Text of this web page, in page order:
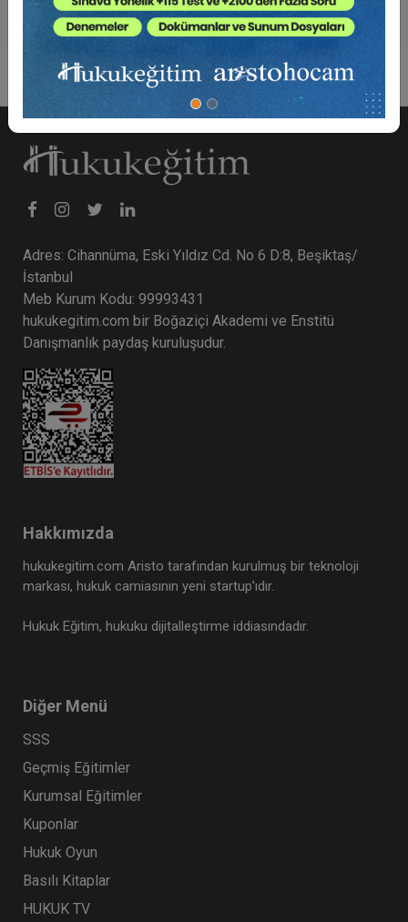
görülmeyen kötü bir davranıştır.
Adres: Cihannüma, Eski Yıldız Cd. No 6 D:8, Beşiktaş/
İstanbul
Meb Kurum Kodu: 99993431
hukukegitim.com bir Boğaziçi Akademi ve Enstitü
Danışmanlık paydaş kuruluşudur.
Hakkımızda
hukukegitim.com Aristo tarafından kurulmuş bir teknoloji
markası, hukuk camiasının yeni startup’ıdır.
Hukuk Eğitim, hukuku dijitalleştirme iddiasındadır.
Diğer Menü
SSS
Geçmiş Eğitimler
Kurumsal Eğitimler
Kuponlar
Hukuk Oyun
Basılı Kitaplar
HUKUK TV